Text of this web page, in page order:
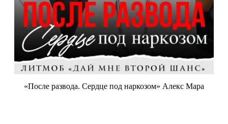
«После развода. Сердце под наркозом» Алекс Мара